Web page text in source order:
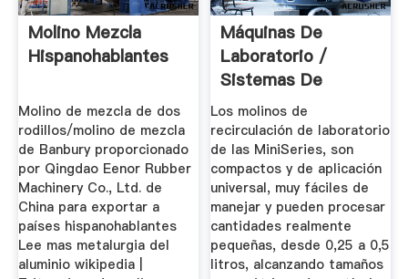
Molino Mezcla
Hispanohablantes
Molino de mezcla de dos
rodillos/molino de mezcla
de Banbury proporcionado
por Qingdao Eenor Rubber
Machinery Co., Ltd. de
China para exportar a
países hispanohablantes
Lee mas metalurgia del
aluminio wikipedia |
Máquinas De
Laboratorio /
Sistemas De
Laboratorio ...
Los molinos de
recirculación de laboratorio
de las MiniSeries, son
compactos y de aplicación
universal, muy fáciles de
manejar y pueden procesar
cantidades realmente
pequeñas, desde 0,25 a 0,5
litros, alcanzando tamaños